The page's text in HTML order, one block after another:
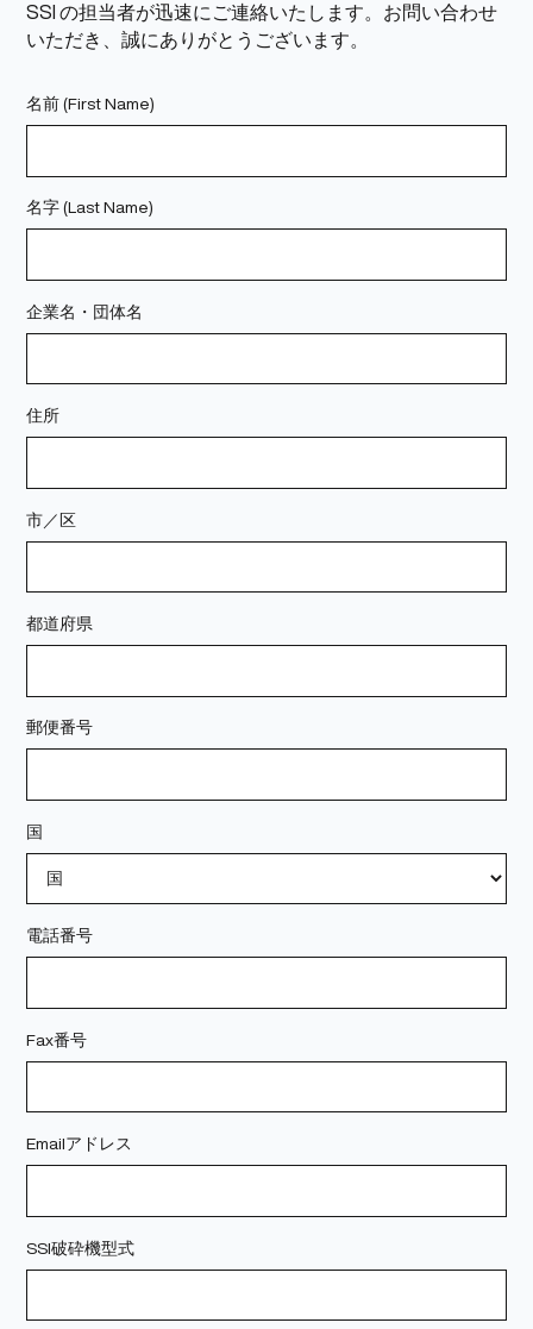
SSI の担当者が迅速にご連絡いたします。お問い合わせ
いただき、誠にありがとうございます。
名前 (First Name)
名字 (Last Name)
企業名・団体名
住所
市／区
都道府県
郵便番号
国
電話番号
Fax番号
Emailアドレス
SSI破砕機型式